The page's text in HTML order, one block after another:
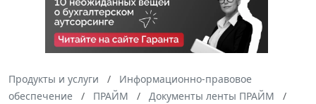
Продукты и услуги
Информационно-правовое
обеспечение
ПРАЙМ
Документы ленты ПРАЙМ